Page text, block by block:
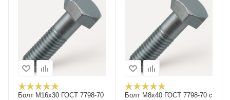
Болт М16x30 ГОСТ 7798-70
Болт М8х40 ГОСТ 7798-70 с